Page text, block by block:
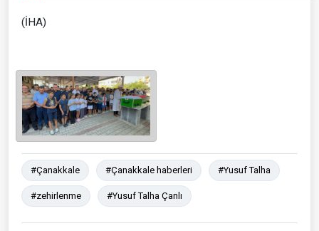
(İHA)
#Çanakkale #Çanakkale haberleri #Yusuf Talha
#zehirlenme #Yusuf Talha Çanlı